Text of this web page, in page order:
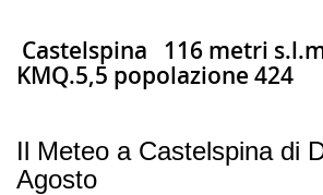
Castelspina 116 metri
KMQ.5,5 popolazione 424
Il Meteo a Castelspina di
Agosto